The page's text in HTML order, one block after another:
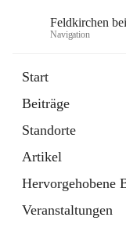
Feldkirchen
Navigation
Start
Beiträge
Standorte
Artikel
Hervorgehobene
Veranstaltungen
Externe Webseite
in
Tab
Abfallwirtschaft
Externe Webseite
öffnet
in
neuem
Tab